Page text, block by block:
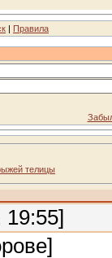
| Правила
телицы
19:55]